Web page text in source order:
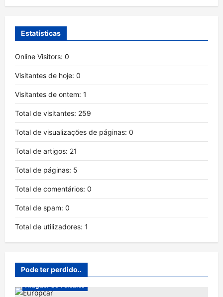
Estatísticas
Online Visitors: 0
Visitantes de hoje: 0
Visitantes de ontem: 1
Total de visitantes: 259
Total de visualizações de páginas: 0
Total de artigos: 21
Total de páginas: 5
Total de comentários: 0
Total de spam: 0
Total de utilizadores: 1
Pode ter perdido..
Aluguer de Veículos